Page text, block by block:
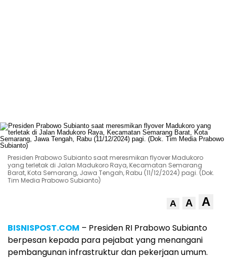
Presiden Prabowo Subianto saat meresmikan flyover Madukoro
yang terletak di Jalan Madukoro Raya, Kecamatan Semarang
Barat, Kota Semarang, Jawa Tengah, Rabu (11/12/2024) pagi. (Dok.
Tim Media Prabowo Subianto)
A A A
BISNISPOST.COM – Presiden RI Prabowo Subianto
berpesan kepada para pejabat yang menangani
pembangunan infrastruktur dan pekerjaan umum.